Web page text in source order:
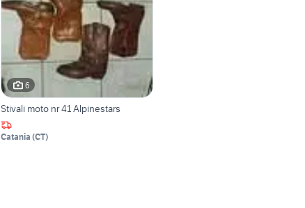
6
Stivali moto nr 41 Alpinestars
Catania (CT)